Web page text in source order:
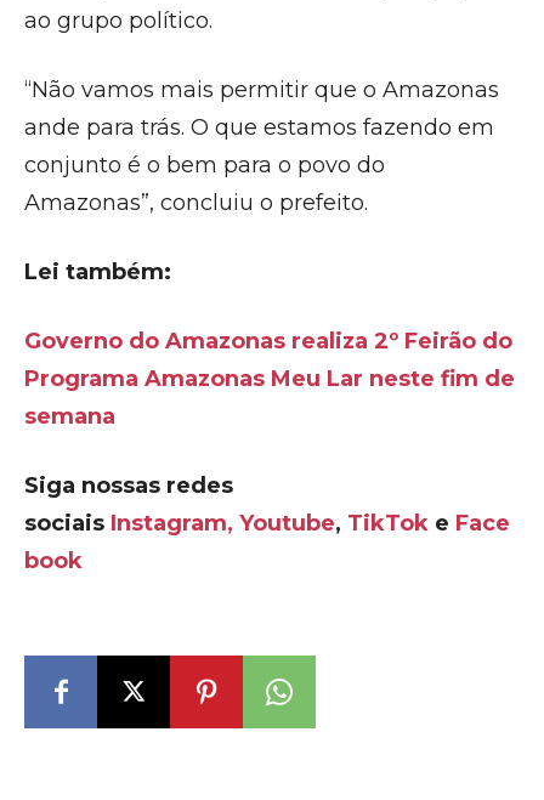
ao grupo político.
“Não vamos mais permitir que o Amazonas
ande para trás. O que estamos fazendo em
conjunto é o bem para o povo do
Amazonas”, concluiu o prefeito.
Lei também:
Governo do Amazonas realiza 2º Feirão do
Programa Amazonas Meu Lar neste fim de
semana
Siga nossas redes
sociais Instagram, Youtube, TikTok e Face
book